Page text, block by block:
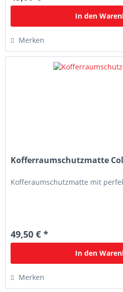
In den
Merken
Kofferraumschutzmatte
Kofferaumschutzmatte mit
49,50 € *
In den
Merken